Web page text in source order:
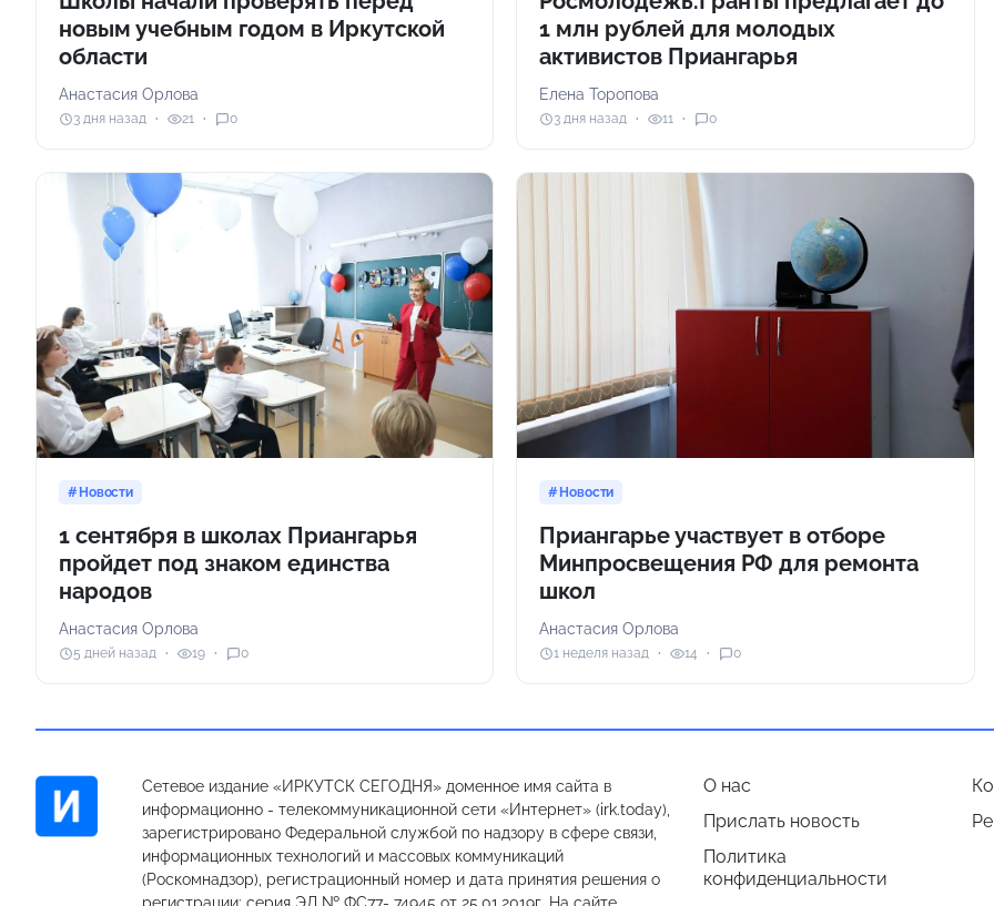
новым учебным годом в Иркутской
области
Анастасия Орлова
3 дня назад 21 0
1 млн рублей для молодых
активистов Приангарья
Елена Торопова
3 дня назад 11 0
Новости
1 сентября в школах Приангарья
пройдет под знаком единства
народов
Анастасия Орлова
5 дней назад 19 0
Новости
Приангарье участвует в отборе
Минпросвещения РФ для ремонта
школ
Анастасия Орлова
1 неделя назад 14 0
Сетевое издание «ИРКУТСК СЕГОДНЯ» доменное имя сайта в
информационно - телекоммуникационной сети «Интернет» (irk.today),
зарегистрировано Федеральной службой по надзору в сфере связи,
информационных технологий и массовых коммуникаций
(Роскомнадзор), регистрационный номер и дата принятия решения о
регистрации: серия ЭЛ № ФС77- 74945 от 25.01.2019г. На сайте
О нас
Прислать новость
Политика
конфиденциальности